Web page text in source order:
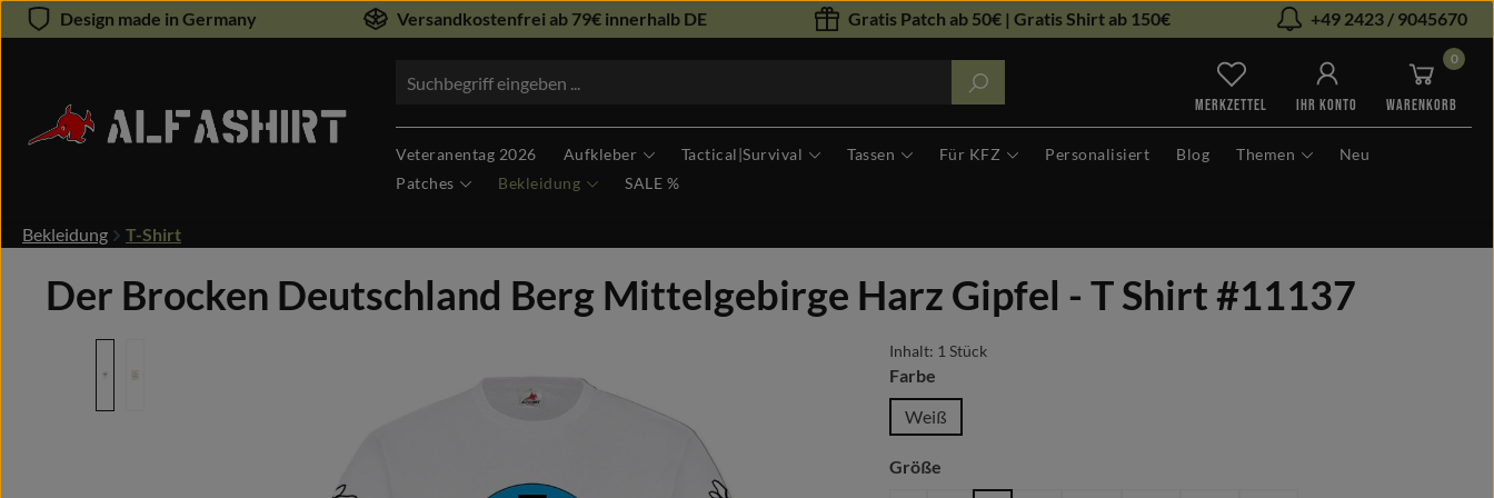
Hauptinhalt springen
Zur Suche springen
Design made in Germany Versandkostenfrei ab 79€ innerhalb DE Gratis Patch ab 50€ | Gratis Shirt ab 150€ +49 2423 / 9045670
Du hast 0 Produkte auf dem
MERKZETTEL IHR KONTO
0
WARENKORB
Veteranentag 2026 Aufkleber Tactical|Survival Tassen Für KFZ Personalisiert Blog Themen
Neu
Patches
Bekleidung SALE %
Bekleidung T-Shirt
Der Brocken Deutschland Berg Mittelgebirge Harz Gipfel - T Shirt #11137
Inhalt: 1 Stück
Farbeauswählen
Weiß
Größeauswählen